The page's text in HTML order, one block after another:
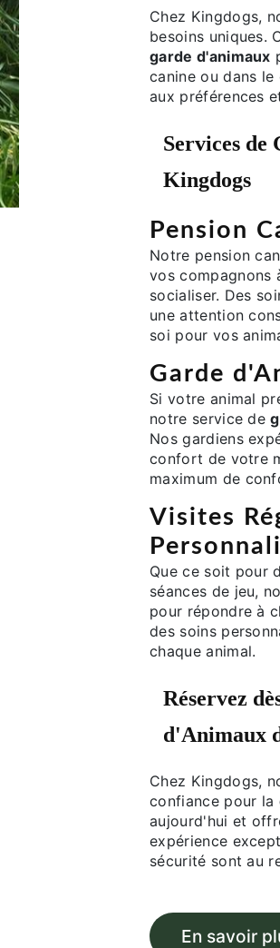
Chez Kingdogs,
besoins uniques.
garde d'animaux
canine ou dans
aux préférences
Services de
Kingdogs
Pension
Notre pension
vos compagnons
socialiser. Des
une attention
soi pour vos
Garde
Si votre animal
notre service de
Nos gardiens
confort de votre
maximum de
Visites
Que ce soit pour
séances de jeu,
pour répondre à
des soins
chaque animal.
Réservez
d'Animaux
Chez Kingdogs,
confiance pour la
aujourd'hui et
expérience
sécurité sont au
En savoir